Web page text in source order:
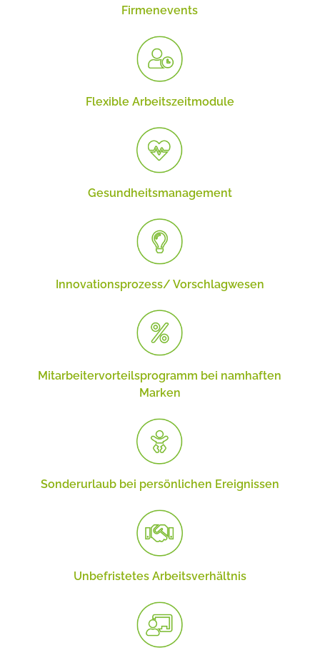
Firmen­events
Flexible Arbeits­zeitmodule
Gesundheits­management
Innovations­prozess/ Vorschlagwesen
Mitarbeiter­vorteils­programm bei namhaften
Marken
Sonderurlaub bei persönlichen Ereignissen
Unbefristetes Arbeits­verhältnis